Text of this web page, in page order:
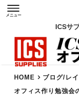
ICSサ
メニュー
HOME ブログ/ レ
オフィス作り勉強会